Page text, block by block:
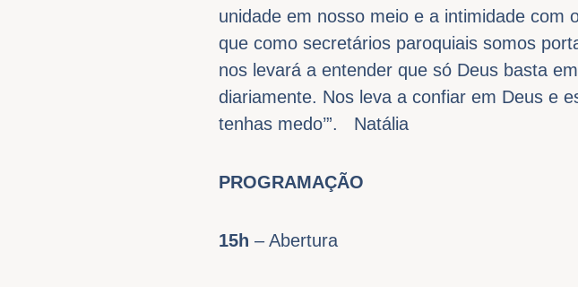
unidade em nosso meio e a intimidade com
que como secretários paroquiais somos
nos levará a entender que só Deus basta
diariamente. Nos leva a confiar em Deus e
tenhas medo’”. Natália
PROGRAMAÇÃO
15h – Abertura